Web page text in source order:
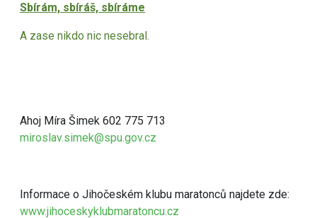
Sbírám, sbíráš, sbíráme
A zase nikdo nic nesebral.
Ahoj Míra Šimek 602 775 713
miroslav.simek@spu.gov.cz
Informace o Jihočeském klubu maratonců najdete zde:
www.jihoceskyklubmaratoncu.cz